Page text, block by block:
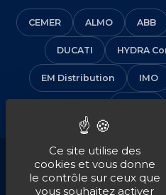
CEMER ALMO ABB
DUCATI HYDRA
EM Distribution IMO
Mentions légales
© 2016-2026 EM
Ce site utilise des
cookies et vous donne
le contrôle sur ceux que
vous souhaitez activer